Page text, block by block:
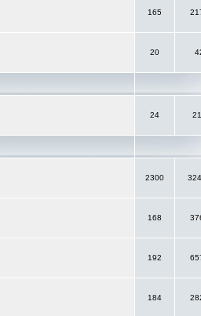
165
20
24
2300
168
192
184